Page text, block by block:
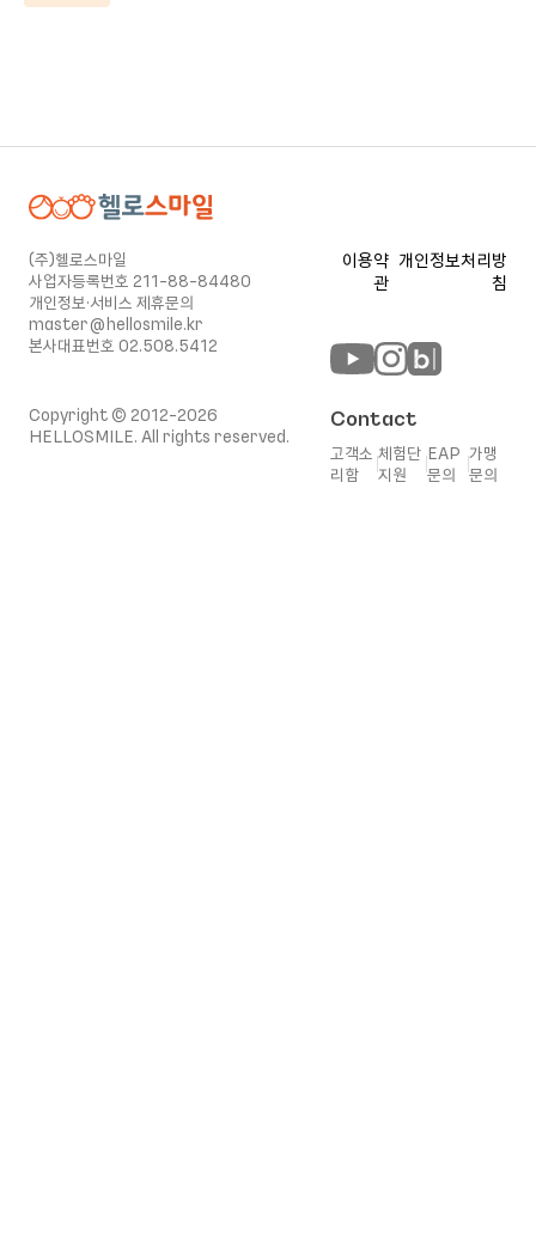
(주)헬로스마일
사업자등록번호 211-88-84480
개인정보·서비스 제휴문의
master@hellosmile.kr
본사대표번호 02.508.5412
Copyright © 2012-2026
HELLOSMILE. All rights reserved.
이용약
관
개인정보처리방
침
Contact
고객소
리함
체험단
지원
EAP
문의
가맹
문의